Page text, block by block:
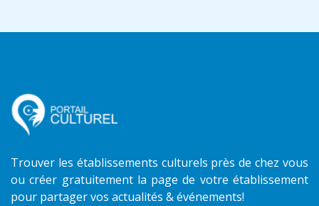
Trouver les établissements culturels près de chez vous
ou créer gratuitement la page de votre établissement
pour partager vos actualités & événements!